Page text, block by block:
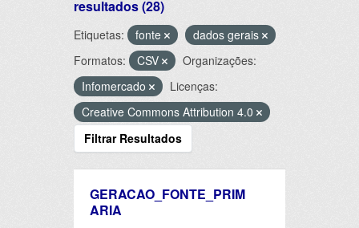
resultados (28)
Etiquetas: fonte
dados gerais
Formatos:
CSV
Organizações:
Infomercado
Licenças:
Creative Commons Attribution 4.0
Filtrar Resultados
GERACAO_FONTE_PRIM
ARIA